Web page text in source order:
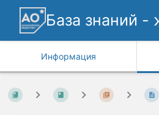
База знаний -
Информация